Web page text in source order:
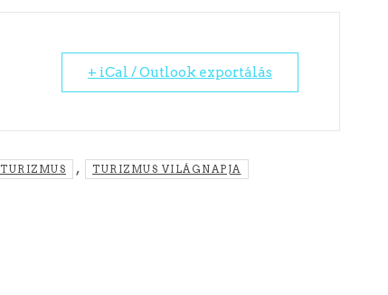
+ iCal / Outlook exportálás
TURIZMUS , TURIZMUS VILÁGNAPJA